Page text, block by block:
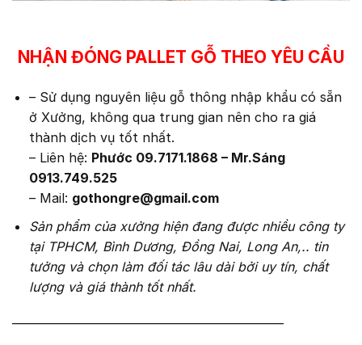
NHẬN ĐÓNG PALLET GỖ THEO YÊU CẦU
– Sử dụng nguyên liệu gỗ thông nhập khẩu có sẵn
ở Xưởng, không qua trung gian nên cho ra giá
thành dịch vụ tốt nhất.
– Liên hệ: Phước 09.7171.1868 – Mr.Sáng
0913.749.525
– Mail: gothongre@gmail.com
Sản phẩm của xưởng hiện đang được nhiều công ty
tại TPHCM, Bình Dương, Đồng Nai, Long An,.. tin
tưởng và chọn làm đối tác lâu dài bởi uy tín, chất
lượng và giá thành tốt nhất.
—————————————————————